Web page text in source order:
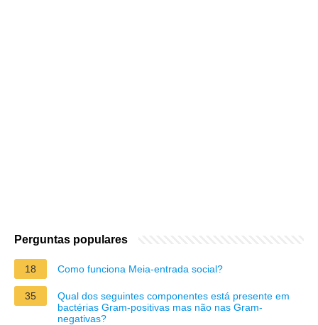
Perguntas populares
18 Como funciona Meia-entrada social?
35
Qual dos seguintes componentes está presente em
bactérias Gram-positivas mas não nas Gram-
negativas?